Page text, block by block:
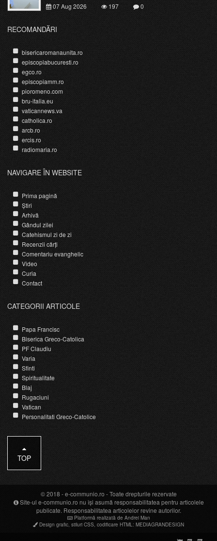
07 Aug 2026
197 0
RECOMANDĂRI
bisericaromanaunita.ro
episcopiabucuresti.ro
egco.ro
episcopiamm.ro
pioromeno.com
bru-italia.eu
vaticannews.va
catholica.ro
arcb.ro
ercis.ro
radiomaria.ro
NAVIGARE ÎN WEBSITE
Prima pagină
Știri
Arhivă
Gândul zilei
Catehismul zi de zi
Recenzii cărți
Comentariu evanghelic
Video
Curia
Contact
CATEGORII ARTICOLE
Papa Francisc
Biserica Greco-Catolica
PF Claudiu
Varia
Sfinti
Spiritualitate
Blaj
Rugaciuni
Vatican
Personalitati Greco-Catolice
TOP
© 2018 -e-communio.ro - Toate drepturile rezervate
Site-ul e-communio.ro nu își asumă responsabilitatea pentru articolele
publicate. Responsabilitatea articolelor revine autorilor.
Platformă realizată de Andrei Man
Design grafic stiluri CSS codificare HTML : MEDIAGRANDESIGN